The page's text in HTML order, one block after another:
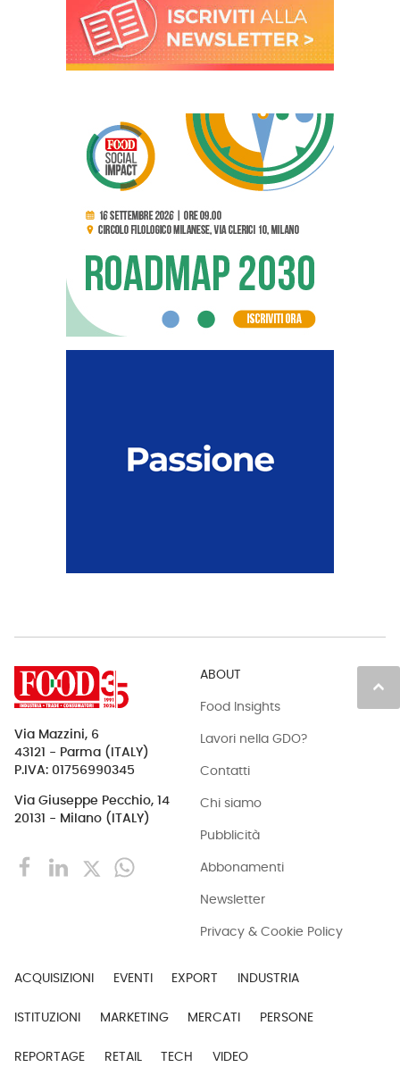
keyboard_arrow_up
Via Mazzini, 6
43121 - Parma (ITALY)
P.IVA: 01756990345
Via Giuseppe Pecchio, 14
20131 - Milano (ITALY)
ABOUT
Food Insights
Lavori nella GDO?
Contatti
Chi siamo
Pubblicità
Abbonamenti
Newsletter
Privacy & Cookie Policy
ACQUISIZIONI EVENTI EXPORT INDUSTRIA
ISTITUZIONI MARKETING MERCATI PERSONE
REPORTAGE RETAIL TECH VIDEO